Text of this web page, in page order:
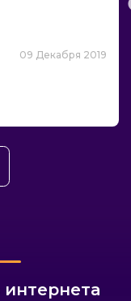
09 Декабря 2019